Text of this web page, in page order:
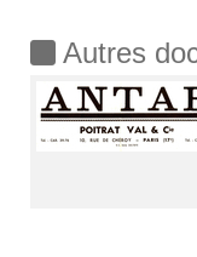
Autres